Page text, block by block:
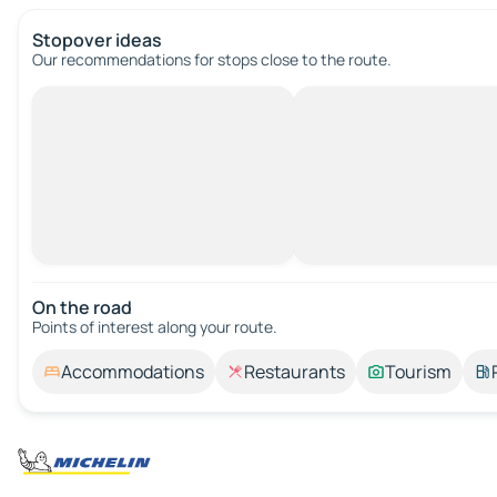
Stopover ideas
Our recommendations for stops close to the route.
On the road
Points of interest along your route.
Accommodations Restaurants Tourism